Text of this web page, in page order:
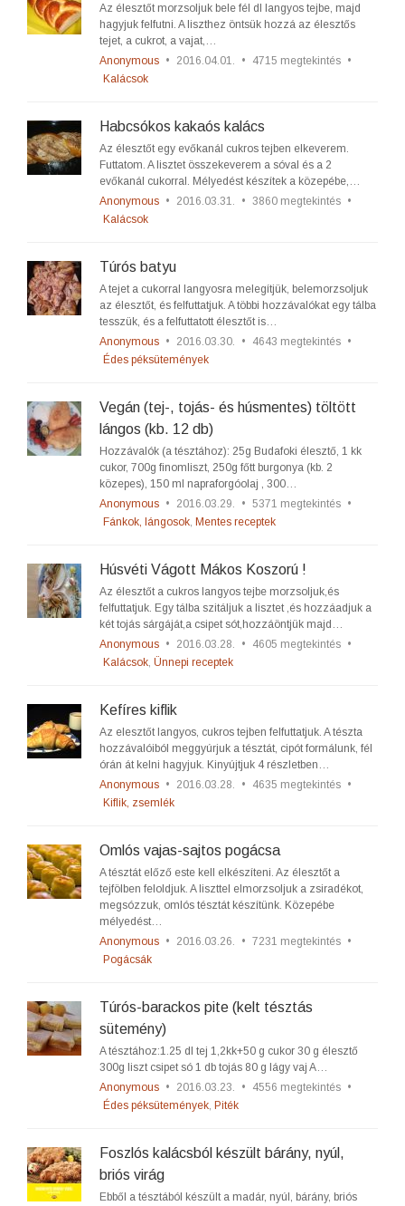
Az élesztőt morzsoljuk bele fél dl langyos tejbe, majd
hagyjuk felfutni. A liszthez öntsük hozzá az élesztős
tejet, a cukrot, a vajat,…
Anonymous • 2016.04.01. • 4715 megtekintés •
Kalácsok
Habcsókos kakaós kalács
Az élesztőt egy evőkanál cukros tejben elkeverem.
Futtatom. A lisztet összekeverem a sóval és a 2
evőkanál cukorral. Mélyedést készítek a közepébe,…
Anonymous • 2016.03.31. • 3860 megtekintés •
Kalácsok
Túrós batyu
A tejet a cukorral langyosra melegítjük, belemorzsoljuk
az élesztőt, és felfuttatjuk. A többi hozzávalókat egy tálba
tesszük, és a felfuttatott élesztőt is…
Anonymous • 2016.03.30. • 4643 megtekintés •
Édes péksütemények
Vegán (tej-, tojás- és húsmentes) töltött
lángos (kb. 12 db)
Hozzávalók (a tésztához): 25g Budafoki élesztő, 1 kk
cukor, 700g finomliszt, 250g főtt burgonya (kb. 2
közepes), 150 ml napraforgóolaj , 300…
Anonymous • 2016.03.29. • 5371 megtekintés •
Fánkok, lángosok, Mentes receptek
Húsvéti Vágott Mákos Koszorú !
Az élesztőt a cukros langyos tejbe morzsoljuk,és
felfuttatjuk. Egy tálba szitáljuk a lisztet ,és hozzáadjuk a
két tojás sárgáját,a csipet sót,hozzáöntjük majd…
Anonymous • 2016.03.28. • 4605 megtekintés •
Kalácsok, Ünnepi receptek
Kefíres kiflik
Az elesztőt langyos, cukros tejben felfuttatjuk. A tészta
hozzávalóiból meggyúrjuk a tésztát, cipót formálunk, fél
órán át kelni hagyjuk. Kinyújtjuk 4 részletben…
Anonymous • 2016.03.28. • 4635 megtekintés •
Kiflik, zsemlék
Omlós vajas-sajtos pogácsa
A tésztát előző este kell elkészíteni. Az élesztőt a
tejfölben feloldjuk. A liszttel elmorzsoljuk a zsiradékot,
megsózzuk, omlós tésztát készítünk. Közepébe
mélyedést…
Anonymous • 2016.03.26. • 7231 megtekintés •
Pogácsák
Túrós-barackos pite (kelt tésztás
sütemény)
A tésztához:1.25 dl tej 1,2kk+50 g cukor 30 g élesztő
300g liszt csipet só 1 db tojás 80 g lágy vaj A…
Anonymous • 2016.03.23. • 4556 megtekintés •
Édes péksütemények, Piték
Foszlós kalácsból készült bárány, nyúl,
briós virág
Ebből a tésztából készült a madár, nyúl, bárány, briós